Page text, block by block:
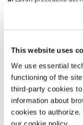
This website uses
We use essential
functioning of the
third-party cookies
information about
cookies to
our cookie policy.
Budget totale che non
Biografia e filmografia
g.Un company profile
produttore/produttrice
avere la forma
progetto) ma dovrà
collaborazione tra
motivazioni
i.una bozza di audience
parole o 1.800